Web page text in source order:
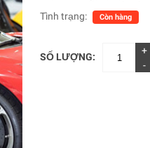
Tình trạng:
Còn hàng
SỐ LƯỢNG:
+
-